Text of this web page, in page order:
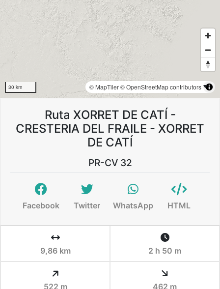
30 km © MapTiler© OpenStreetMap contributors
Ruta XORRET DE CATÍ -
CRESTERIA DEL FRAILE - XORRET
DE CATÍ
PR-CV 32
Facebook Twitter WhatsApp HTML
9,86 km 2 h 50 m
522 m 462 m